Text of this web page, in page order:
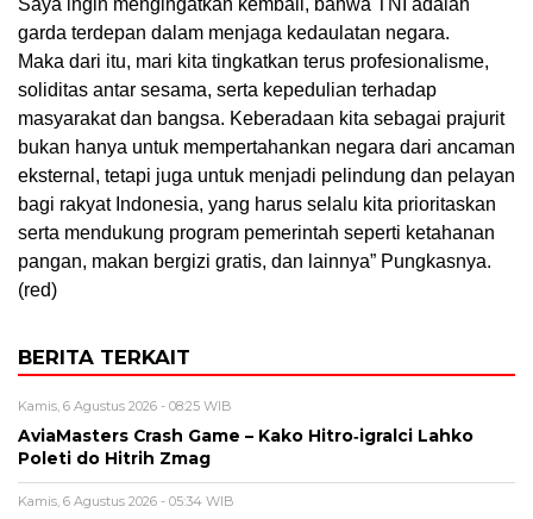
garda terdepan dalam menjaga kedaulatan negara.
Maka dari itu, mari kita tingkatkan terus profesionalisme,
soliditas antar sesama, serta kepedulian terhadap
masyarakat dan bangsa. Keberadaan kita sebagai prajurit
bukan hanya untuk mempertahankan negara dari ancaman
eksternal, tetapi juga untuk menjadi pelindung dan pelayan
bagi rakyat Indonesia, yang harus selalu kita prioritaskan
serta mendukung program pemerintah seperti ketahanan
pangan, makan bergizi gratis, dan lainnya” Pungkasnya.
(red)
BERITA TERKAIT
Kamis, 6 Agustus 2026 - 08:25 WIB
AviaMasters Crash Game – Kako Hitro‑igralci Lahko
Poleti do Hitrih Zmag
Kamis, 6 Agustus 2026 - 05:34 WIB